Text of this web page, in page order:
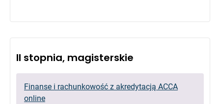
II stopnia, magisterskie
Finanse i rachunkowość z akredytacją ACCA
online